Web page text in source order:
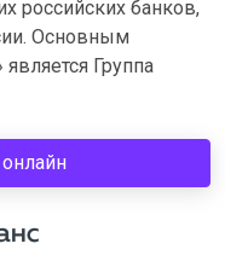
российских банков,
Основным
Группа